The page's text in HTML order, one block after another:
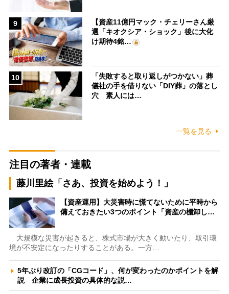
9
【資産11億円マック・チェリーさん厳
選「キオクシア・ショック」後に大化
け期待4銘…
10
「失敗すると取り返しがつかない」葬
儀社の手を借りない「DIY葬」の落とし
穴 素人には…
一覧を見る
注目の著者・連載
藤川里絵「さあ、投資を始めよう！」
【資産運用】大災害時に慌てないために平時から
備えておきたい3つのポイント「資産の棚卸し…
大規模な災害が起きると、株式市場が大きく動いたり、取引環
境が不安定になったりすることがある。一方…
5年ぶり改訂の「CGコード」、何が変わったのかポイントを解
説 企業に成長投資の具体的な説…